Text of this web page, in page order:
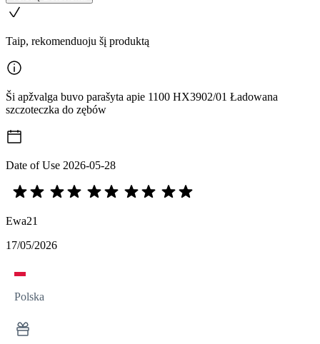
Taip, rekomenduoju šį produktą
Ši apžvalga buvo parašyta apie 1100 HX3902/01 Ładowana
szczoteczka do zębów
Date of Use 2026-05-28
Ewa21
17/05/2026
Polska